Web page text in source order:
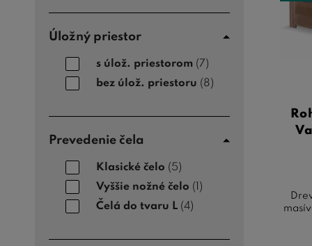
Úložný priestor
s úlož. priestorom (7)
bez úlož. priestoru (8)
Prevedenie čela
Klasické čelo (5)
Vyššie nožné čelo (1)
Čelá do tvaru L (4)